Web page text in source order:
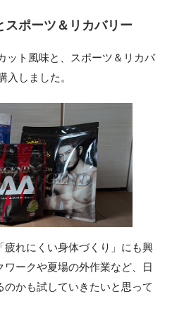
ポーツ＆リカバリー
ット風味と、スポーツ＆リカバ
入しました。
れにくい身体づくり」にも興
ークや夏場の外作業など、日
かも試していきたいと思って